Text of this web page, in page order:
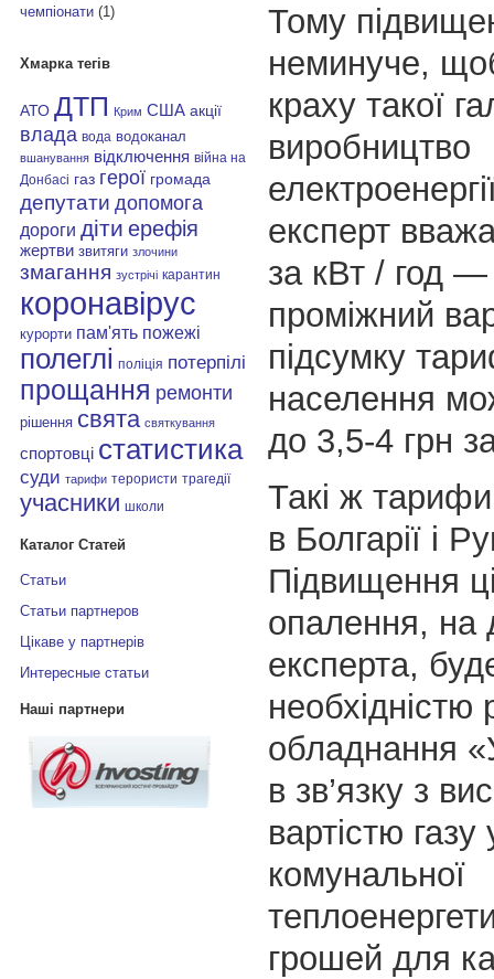
чемпіонати(1)
Хмарка тегів
АТО ДТП Крим США акції
влада вода водоканал
вшанування відключення війна на
Донбасі газ герої громада
депутати допомога
дороги діти ерефія
жертви звитяги злочини
змагання зустрічі карантин
коронавірус
курорти пам'ять пожежі
полеглі поліція потерпілі
прощання ремонти
рішення свята святкування
спортовці статистика
суди тарифи терористи трагедії
учасники школи
Каталог Статей
Статьи
Статьи партнеров
Цікаве у партнерів
Интересные статьи
Наші партнери
Тому
неминуче,
краху такої
виробництво
експерт
за кВт / год
проміжний
підсумку
населення
до 3,5-4 грн
Такі ж
в Болгарії і
Підвищення
опалення, на
експерта,
необхідністю
обладнання
в зв’язку з
вартістю
комунальної
грошей для